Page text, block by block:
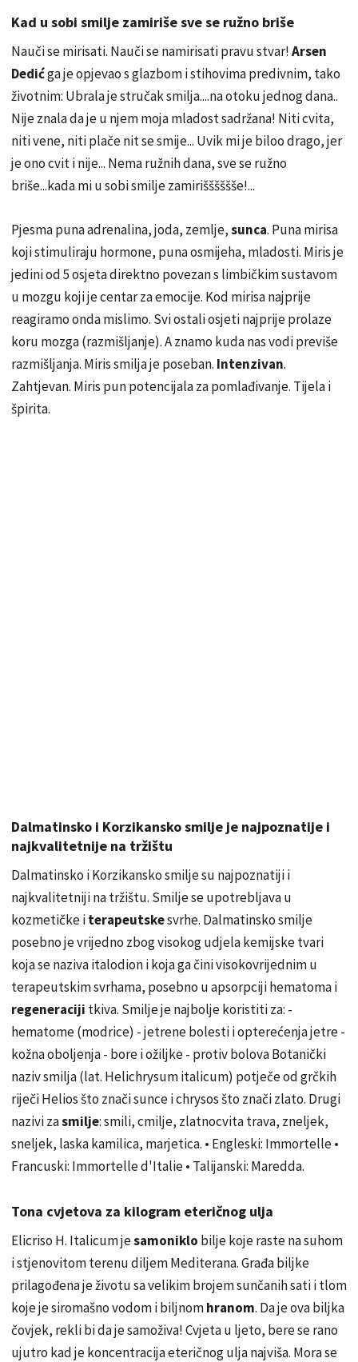
Kad u sobi smilje zamiriše sve se ružno briše
Nauči se mirisati. Nauči se namirisati pravu stvar!Arsen
Dedićga je opjevao s glazbom i stihovima predivnim, tako
životnim: Ubrala je stručak smilja....na otoku jednog dana..
Nije znala da je u njem moja mladost sadržana! Niti cvita,
niti vene, niti plače nit se smije... Uvik mi jebiloodrago, jer
je ono cvit i nije... Nema ružnih dana, sve se ružno
briše...kada mi u sobi smiljezamirišššššše!...
Pjesma puna adrenalina, joda, zemlje,sunca. Puna mirisa
koji stimuliraju hormone, puna osmijeha, mladosti. Miris je
jedini od 5 osjeta direktno povezan s limbičkim sustavom
u mozgu koji je centar za emocije. Kod mirisa najprije
reagiramo onda mislimo. Svi ostali osjeti najprije prolaze
koru mozga (razmišljanje). A znamo kuda nas vodi previše
razmišljanja. Miris smilja je poseban. Intenzivan.
Zahtjevan. Miris pun potencijala zapomlađivanje. Tijela i
špirita.
Dalmatinsko i Korzikansko smilje je najpoznatije i
najkvalitetnije na tržištu
Dalmatinsko i Korzikansko smilje su najpoznatiji i
najkvalitetniji natržištu. Smilje se upotrebljava u
kozmetičke iterapeutskesvrhe. Dalmatinsko smilje
posebno je vrijedno zbog visokog udjela kemijske tvari
koja se nazivaitalodioni koja ga činivisokovrijednimu
terapeutskim svrhama, posebno uapsorpcijihematoma i
regeneraciji tkiva. Smilje je najbolje koristiti za: -
hematome (modrice) - jetrene bolesti i opterećenja jetre -
kožna oboljenja - bore i ožiljke - protiv bolova Botanički
naziv smilja (lat. Helichrysum italicum) potječe od grčkih
riječiHeliosšto znači sunce i chrysos što znači zlato. Drugi
nazivi zasmilje: smili, cmilje, zlatnocvitatrava, zneljek,
sneljek, laska kamilica, marjetica. • Engleski: Immortelle •
Francuski: Immortelle d'Italie • Talijanski: Maredda.
Tona cvjetova za kilogram eteričnog ulja
Elicriso H. Italicum jesamoniklo bilje koje raste na suhom
i stjenovitom terenu diljem Mediterana. Građa biljke
prilagođena je životu sa velikim brojem sunčanih sati i tlom
koje je siromašno vodom i biljnomhranom. Da je ova biljka
čovjek, rekli bi da je samoživa! Cvjeta u ljeto, bere se rano
ujutro kad je koncentracija eteričnog ulja najviša. Mora se